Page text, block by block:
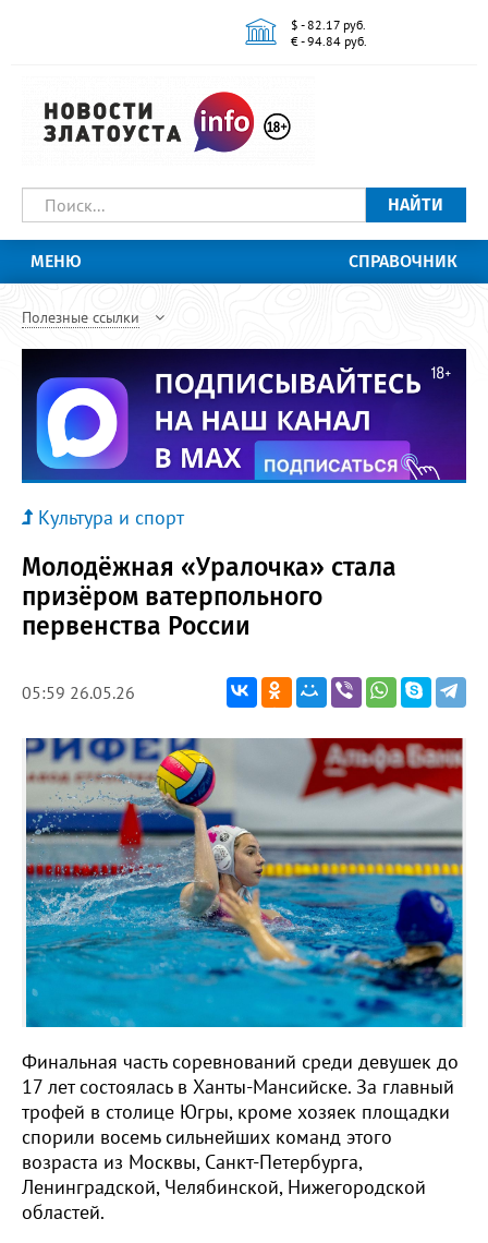
$ - 82.17 руб.
€ - 94.84 руб.
НАЙТИ
МЕНЮ СПРАВОЧНИК
Полезные ссылки
Культура и спорт
Молодёжная «Уралочка» стала
призёром ватерпольного
первенства России
05:59 26.05.26
Финальная часть соревнований среди девушек до
17 лет состоялась в Ханты-Мансийске. За главный
трофей в столице Югры, кроме хозяек площадки
спорили восемь сильнейших команд этого
возраста из Москвы, Санкт-Петербурга,
Ленинградской, Челябинской, Нижегородской
областей.